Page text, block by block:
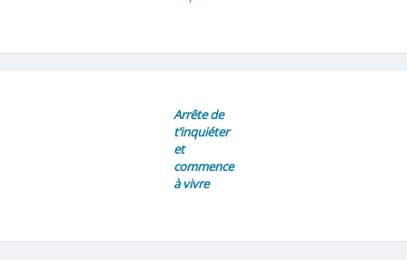
Arrête de
t’inquiéter
et
commence
à vivre